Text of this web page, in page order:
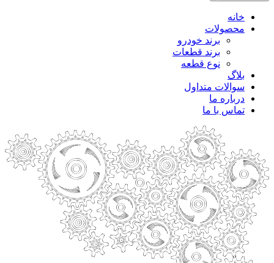
خانه
محصولات
برند خودرو
برند قطعات
نوع قطعه
بلاگ
سوالات متداول
درباره ما
تماس با ما